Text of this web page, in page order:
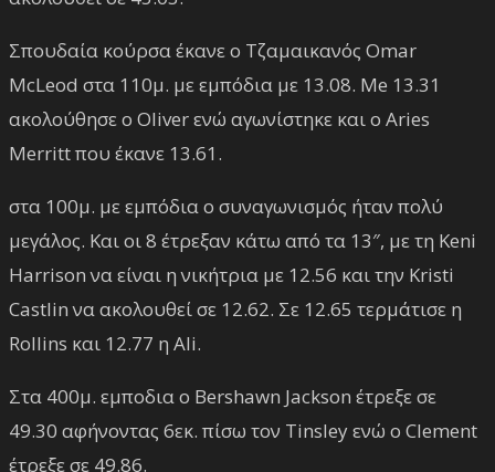
Σπουδαία κούρσα έκανε ο Τζαμαικανός Omar
McLeod στα 110μ. με εμπόδια με 13.08. Me 13.31
ακολούθησε o Oliver ενώ αγωνίστηκε και ο Aries
Merritt που έκανε 13.61.
στα 100μ. με εμπόδια ο συναγωνισμός ήταν πολύ
μεγάλος. Και οι 8 έτρεξαν κάτω από τα 13″, με τη Keni
Harrison να είναι η νικήτρια με 12.56 και την Kristi
Castlin να ακολουθεί σε 12.62. Σε 12.65 τερμάτισε η
Rollins και 12.77 η Ali.
Στα 400μ. εμποδια ο Bershawn Jackson έτρεξε σε
49.30 αφήνοντας 6εκ. πίσω τον Tinsley ενώ ο Clement
έτρεξε σε 49.86.